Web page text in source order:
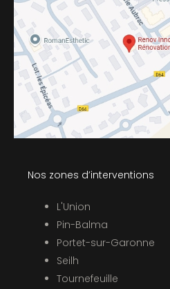
Nos zones d’interventions
L'Union
Pin-Balma
Portet-sur-Garonne
Seilh
Tournefeuille